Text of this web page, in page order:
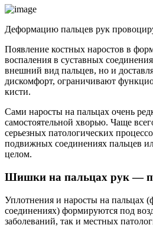
Деформацию пальцев рук
Появление костных наростов в
воспаления в суставных
внешний вид пальцев, но и
дискомфорт, ограничивают
кисти.
Сами наросты на пальцах очень
самостоятельной хворью. Чаще
серьезных патологических
подвижных соединениях пальцев
целом.
Шишки на пальцах рук —
Уплотнения и наросты на пальцах
соединениях) формируются под
заболеваний, так и местных